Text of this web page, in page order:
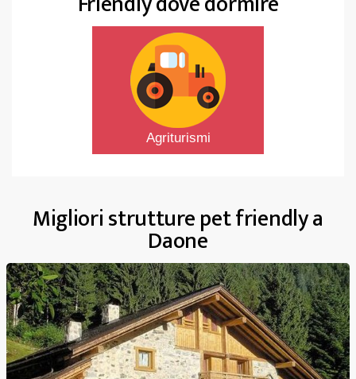
Agriturismi
Migliori strutture pet friendly a
Daone